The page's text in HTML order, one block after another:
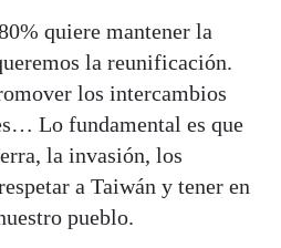
quiere mantener la
la reunificación.
los intercambios
Lo fundamental es que
la invasión, los
a Taiwán y tener en
pueblo.